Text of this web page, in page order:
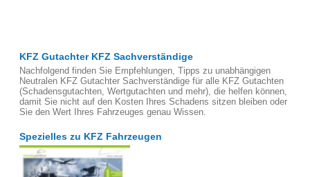
KFZ Gutachter KFZ Sachverständige
Nachfolgend finden Sie Empfehlungen, Tipps zu unabhängigen
Neutralen KFZ Gutachter Sachverständige für alle KFZ Gutachten
(Schadensgutachten, Wertgutachten und mehr), die helfen können,
damit Sie nicht auf den Kosten Ihres Schadens sitzen bleiben oder
Sie den Wert Ihres Fahrzeuges genau Wissen.
Spezielles zu KFZ Fahrzeugen